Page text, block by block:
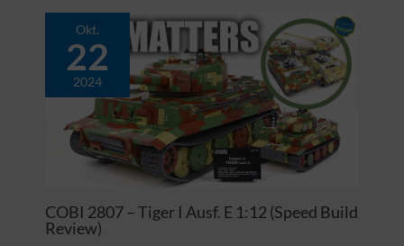
Okt.
22
2024
COBI 2807 – Tiger I Ausf. E 1:12 (Speed Build
Review)